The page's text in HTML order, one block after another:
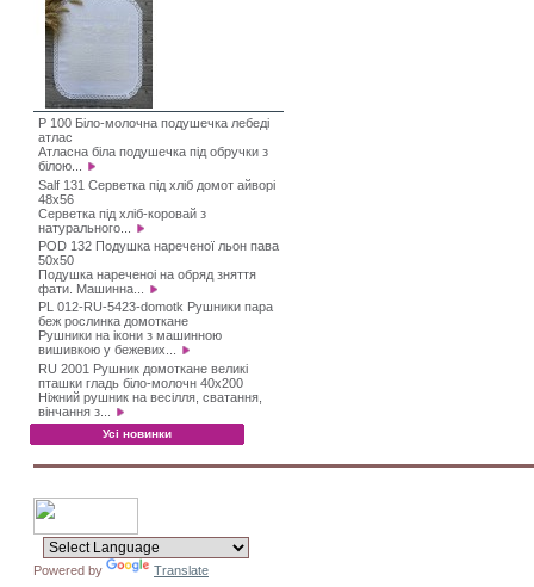
P 100 Біло-молочна подушечка лебеді
атлас
Атласна біла подушечка під обручки з
білою...
Salf 131 Серветка під хліб домот айворі
48х56
Серветка під хліб-коровай з
натурального...
POD 132 Подушка нареченої льон пава
50х50
Подушка нареченоі на обряд зняття
фати. Машинна...
PL 012-RU-5423-domotk Рушники пара
беж рослинка домоткане
Рушники на ікони з машинною
вишивкою у бежевих...
RU 2001 Рушник домоткане великі
пташки гладь біло-молочн 40х200
Ніжний рушник на весілля, сватання,
вінчання з...
Усі новинки
Powered by Translate